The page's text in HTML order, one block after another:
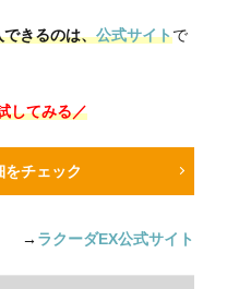
きるのは、公式サイトで
してみる／
チェック
→ ラクーダEX公式サイト